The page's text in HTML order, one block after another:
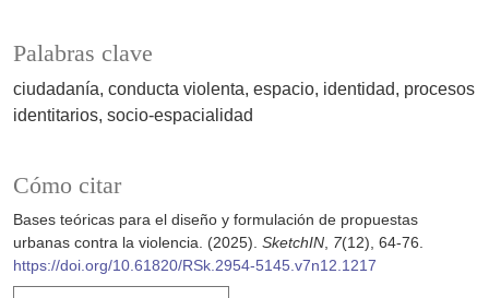
Palabras clave
ciudadanía conducta violenta espacio identidad
procesos
identitarios socio-espacialidad
Cómo citar
Bases teóricas para el diseño y formulación de propuestas
urbanas contra la violencia. (2025). SketchIN, 7(12), 64-76.
https://doi.org/10.61820/RSk.2954-5145.v7n12.1217